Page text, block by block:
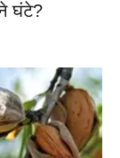
घंटे?